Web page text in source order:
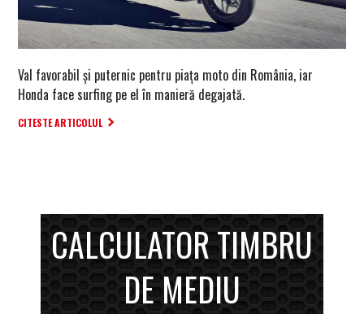
Val favorabil și puternic pentru piața moto din România, iar
Honda face surfing pe el în manieră degajată.
CITESTE ARTICOLUL
CALCULATOR TIMBRU
DE MEDIU